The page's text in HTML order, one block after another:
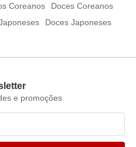
Coreanos
Doces Coreanos
Doces Japoneses
e promoções